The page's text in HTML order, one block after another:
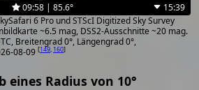
09:58 | 85.6°
15:39
6 Pro und STScI Digitized Sky Survey
~6.5 mag, DSS2-Ausschnitte ~20 mag.
Breitengrad 0°, Längengrad 0°,
08-09 [149, 160]
eines Radius von 10°